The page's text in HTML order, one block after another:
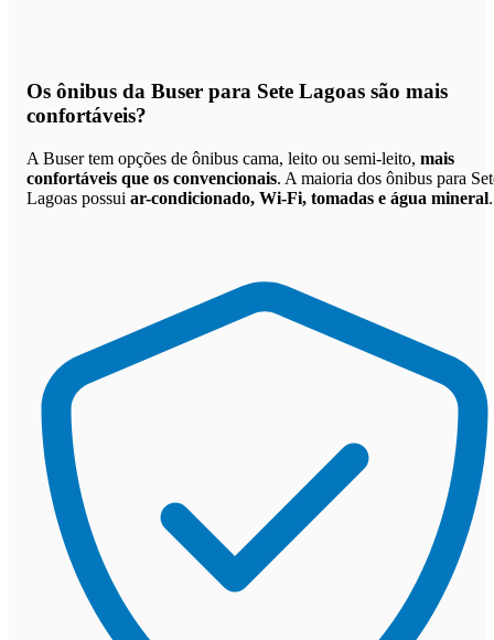
Os ônibus da Buser para Sete Lagoas são mais
confortáveis?
A Buser tem opções de ônibus cama, leito ou semi-leito, mais
confortáveis que os convencionais. A maioria dos ônibus para
Lagoas possui ar-condicionado, Wi-Fi, tomadas e água mineral.